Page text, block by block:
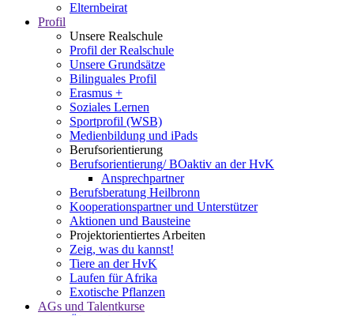
Elternbeirat
Profil
Unsere Realschule
Profil der Realschule
Unsere Grundsätze
Bilinguales Profil
Erasmus +
Soziales Lernen
Sportprofil (WSB)
Medienbildung und iPads
Berufsorientierung
Berufsorientierung/ BOaktiv an der HvK
Ansprechpartner
Berufsberatung Heilbronn
Kooperationspartner und Unterstützer
Aktionen und Bausteine
Projektorientiertes Arbeiten
Zeig, was du kannst!
Tiere an der HvK
Laufen für Afrika
Exotische Pflanzen
AGs und Talentkurse